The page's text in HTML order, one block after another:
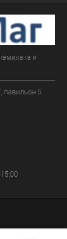
и
павильон 5